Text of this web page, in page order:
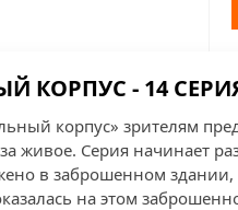
КОРПУС - 14
корпус» зрителям
живое. Серия начинает
в заброшенном здании,
на этом